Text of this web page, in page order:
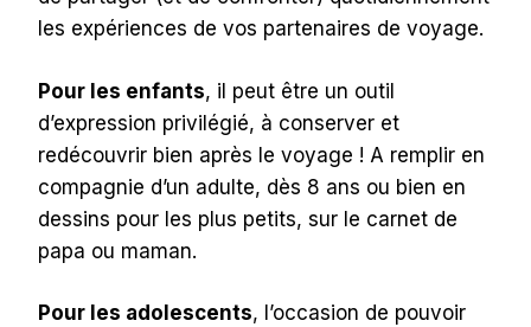
les expériences de vos partenaires de voyage.
Pour les enfants, il peut être un outil
d’expression privilégié, à conserver et
redécouvrir bien après le voyage ! A remplir en
compagnie d’un adulte, dès 8 ans ou bien en
dessins pour les plus petits, sur le carnet de
papa ou maman.
Pour les adolescents, l’occasion de pouvoir